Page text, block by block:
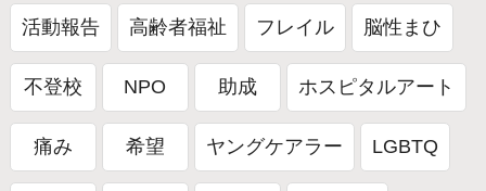
活動報告 高齢者福祉 フレイル 脳性まひ
不登校 NPO 助成 ホスピタルアート
痛み 希望 ヤングケアラー LGBTQ